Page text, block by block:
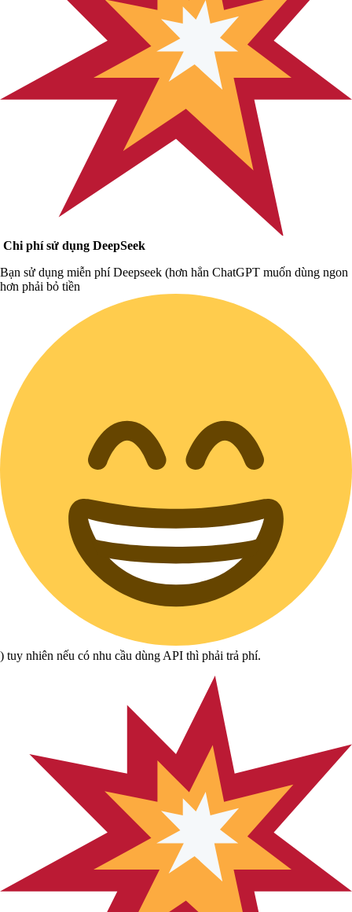
Chi phí sử dụng DeepSeek
Bạn sử dụng miễn phí Deepseek (hơn hẳn ChatGPT muốn dùng ngon
hơn phải bỏ tiền
) tuy nhiên nếu có nhu cầu dùng API thì phải trả phí.